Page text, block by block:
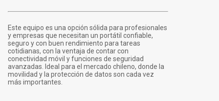
Este equipo es una opción sólida para profesionales
y empresas que necesitan un portátil confiable,
seguro y con buen rendimiento para tareas
cotidianas, con la ventaja de contar con
conectividad móvil y funciones de seguridad
avanzadas. Ideal para el mercado chileno, donde la
movilidad y la protección de datos son cada vez
más importantes.